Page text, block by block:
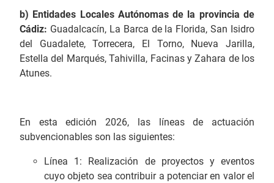
b) Entidades Locales Autónomas de la provincia de
Cádiz: Guadalcacín, La Barca de la Florida, San Isidro
del Guadalete, Torrecera, El Torno, Nueva Jarilla,
Estella del Marqués, Tahivilla, Facinas y Zahara de los
Atunes.
En esta edición 2026, las líneas de actuación
subvencionables son las siguientes:
Línea 1: Realización de proyectos y eventos
cuyo objeto sea contribuir a potenciar en valor el